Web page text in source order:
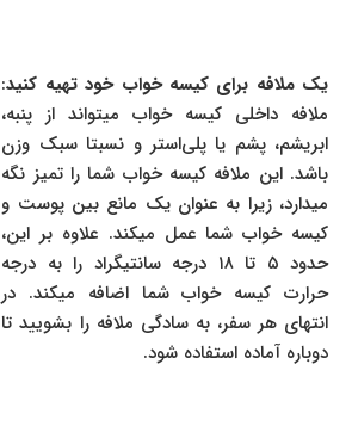
یک ملافه برای کیسه خواب خود تهیه کنید:
ملافه داخلی کیسه خواب می­تواند از پنبه،
ابریشم، پشم یا پلی‌استر و نسبتا سبک وزن
باشد. این ملافه کیسه خواب شما را تمیز نگه
می­دارد، زیرا به عنوان یک مانع بین پوست و
کیسه خواب شما عمل می­کند. علاوه بر این،
حدود ۵ تا ۱۸ درجه سانتیگراد را به درجه
حرارت کیسه خواب شما اضافه می­کند. در
انتهای هر سفر، به سادگی ملافه را بشویید تا
دوباره آماده استفاده شود.